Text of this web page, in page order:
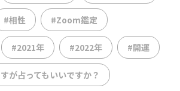
#相性 #Zoom鑑定
#2021年 #2022年 #開運
が占ってもいいですか？